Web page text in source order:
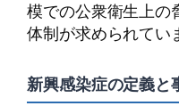
模での公衆衛生上の
体制が求められてい
新興感染症の定義と